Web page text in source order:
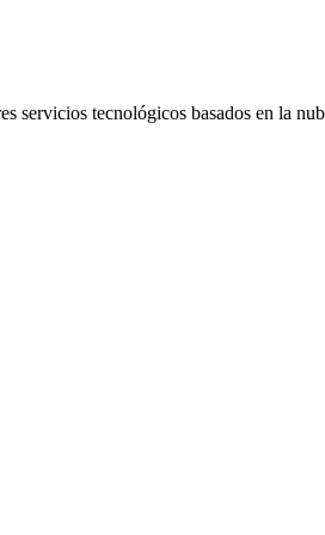
servicios tecnológicos basados en la